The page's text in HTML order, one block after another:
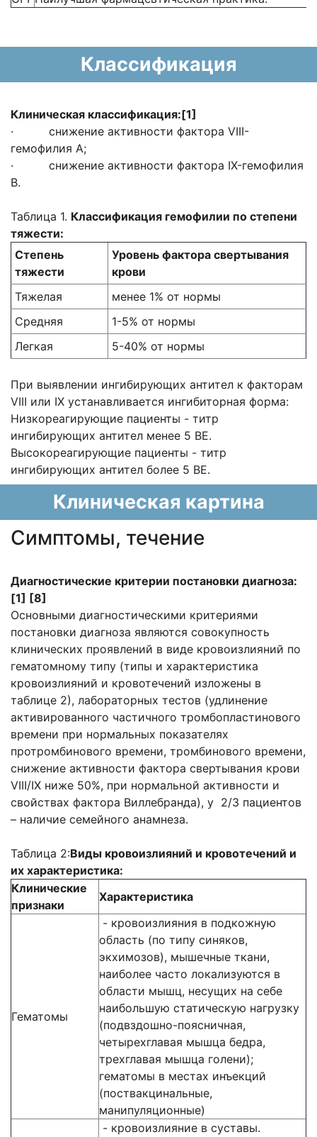
Классификация
Клиническая классификация:[1]
· снижение активности фактора VIII-
гемофилия А;
· снижение активности фактора IX-гемофилия
В.
Таблица 1. Классификация гемофилии по степени
тяжести:
Степень
тяжести
Уровень фактора свертывания
крови
Тяжелая
менее 1% от нормы
Средняя
1-5% от нормы
Легкая
5-40% от нормы
При выявлении ингибирующих антител к факторам
VIII или IX устанавливается ингибиторная форма:
Низкореагирующие пациенты - титр
ингибирующих антител менее 5 ВЕ.
Высокореагирующие пациенты - титр
ингибирующих антител более 5 ВЕ.
Клиническая картина
Cимптомы, течение
Диагностические критерии постановки диагноза:
[1] [8]
Основными диагностическими критериями
постановки диагноза являются совокупность
клинических проявлений в виде кровоизлияний по
гематомному типу (типы и характеристика
кровоизлияний и кровотечений изложены в
таблице 2), лабораторных тестов (удлинение
активированного частичного тромбопластинового
времени при нормальных показателях
протромбинового времени, тромбинового времени,
снижение активности фактора свертывания крови
VIII/IX ниже 50%, при нормальной активности и
свойствах фактора Виллебранда), у 2/3 пациентов
– наличие семейного анамнеза.
Таблица 2:Виды кровоизлияний и кровотечений и
их характеристика:
Клинические
признаки
Характеристика
Гематомы
- кровоизлияния в подкожную
область (по типу синяков,
экхимозов), мышечные ткани,
наиболее часто локализуются в
области мышц, несущих на себе
наибольшую статическую нагрузку
(подвздошно-поясничная,
четырехглавая мышца бедра,
трехглавая мышца голени);
гематомы в местах инъекций
(поствакцинальные,
манипуляционные)
- кровоизлияние в суставы.